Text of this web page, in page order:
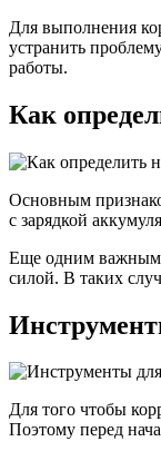
Для выполнения
устранить
работы.
Как
Основным
с зарядкой
Еще одним важным
силой. В таких
Для того чтобы
Поэтому перед